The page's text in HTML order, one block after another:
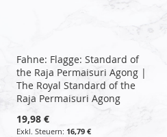
Fahne: Flagge: Standard of
the Raja Permaisuri Agong |
The Royal Standard of the
Raja Permaisuri Agong
19,98 €
16,79 €